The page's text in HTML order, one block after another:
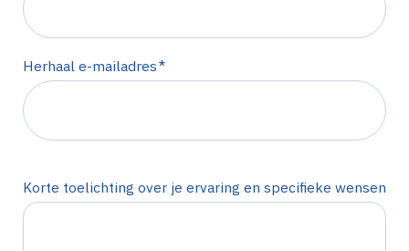
Herhaal e-mailadres*
Korte toelichting over je ervaring en specifieke wensen